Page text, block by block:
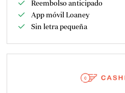
Reembolso anticipado
App móvil Loaney
Sin letra pequeña